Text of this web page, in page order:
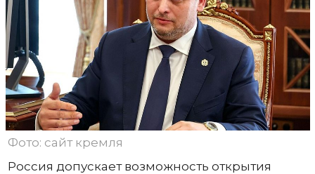
Фото: сайт кремля
Россия допускает возможность открытия